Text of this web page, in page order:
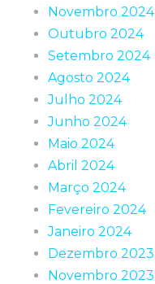
Novembro 2024
Outubro 2024
Setembro 2024
Agosto 2024
Julho 2024
Junho 2024
Maio 2024
Abril 2024
Março 2024
Fevereiro 2024
Janeiro 2024
Dezembro 2023
Novembro 2023